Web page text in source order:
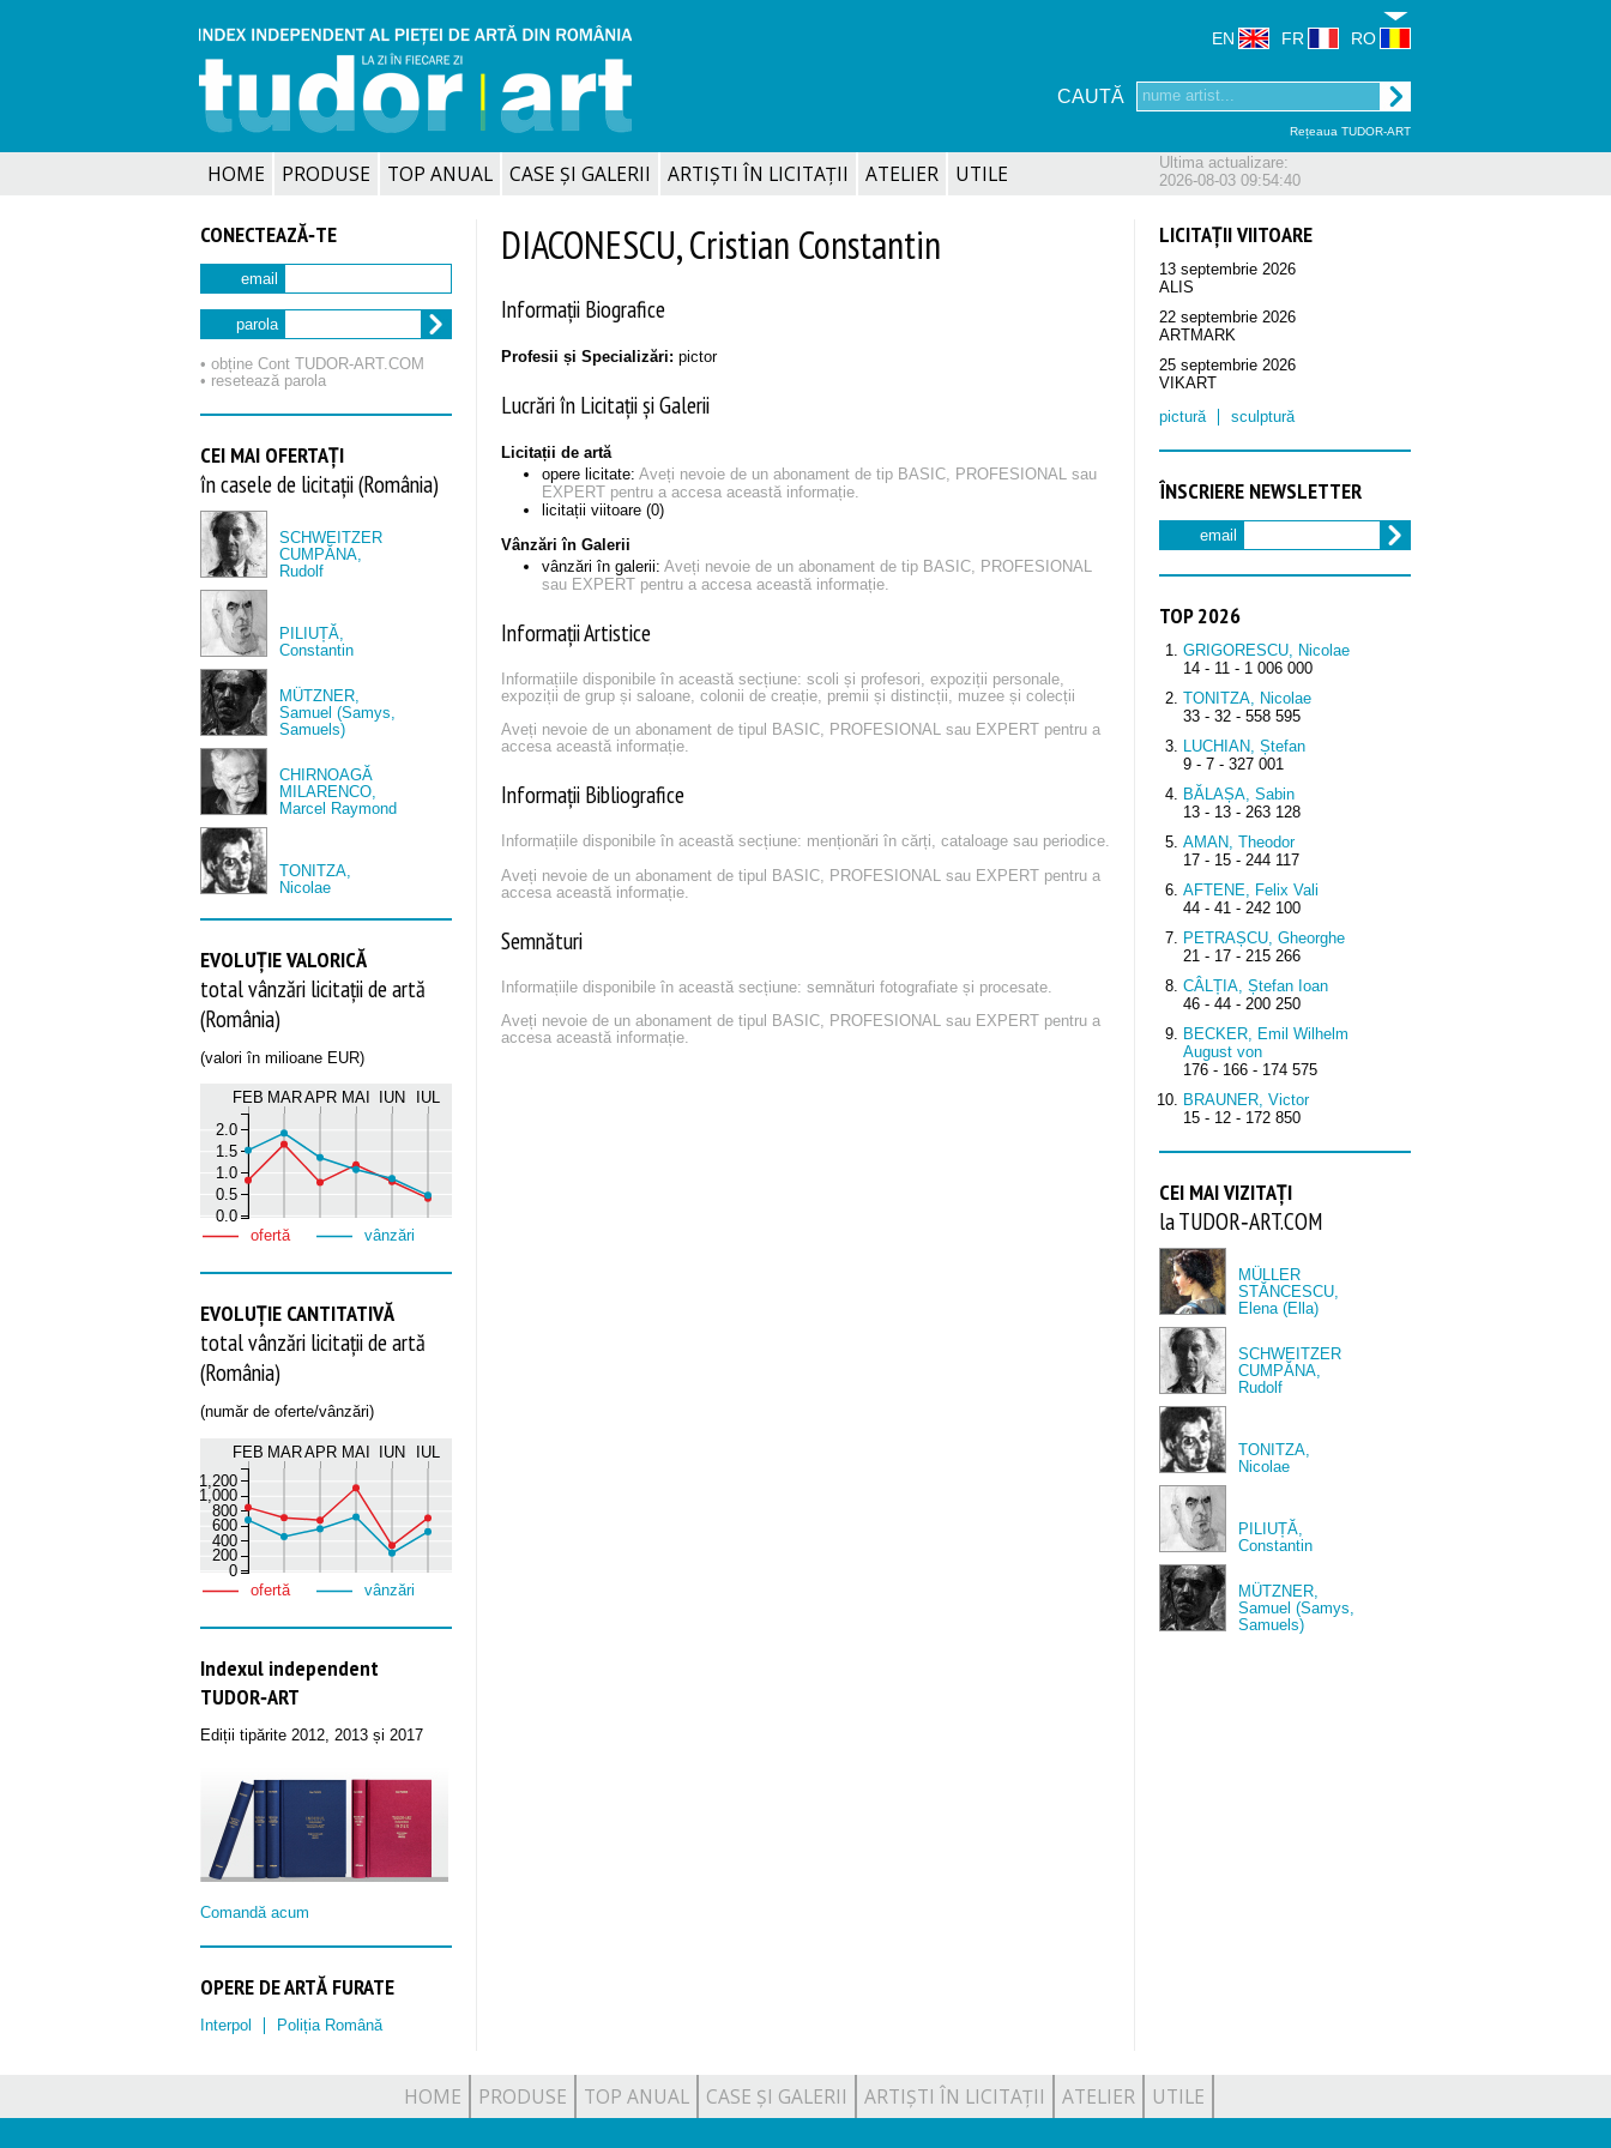
Rețeaua TUDOR-ART
EN FR RO
CAUTĂ
Ultima actualizare:
2026-08-03 09:54:40
HOME PRODUSE TOP ANUAL CASE ȘI GALERII ARTIȘTI ÎN LICITAȚII ATELIER UTILE
CONECTEAZĂ‑TE
email
parola
• obține Cont TUDOR‑ART.COM
• resetează parola
CEI MAI OFERTAȚI
în casele de licitații (România)
SCHWEITZER
CUMPĂNA,
Rudolf
PILIUȚĂ,
Constantin
MÜTZNER,
Samuel (Samys,
Samuels)
CHIRNOAGĂ
MILARENCO,
Marcel Raymond
TONITZA,
Nicolae
EVOLUȚIE VALORICĂ
total vânzări licitații de artă
(România)
(valori în milioane EUR)
FEB MARAPR MAI IUN IUL
0.0
0.5
1.0
1.5
2.0
ofertă vânzări
EVOLUȚIE CANTITATIVĂ
total vânzări licitații de artă
(România)
(număr de oferte/vânzări)
FEB MARAPR MAI IUN IUL
0
200
400
600
800
1,000
1,200
ofertă vânzări
Indexul independent
TUDOR‑ART
Ediții tipărite 2012, 2013 și 2017
Comandă acum
OPERE DE ARTĂ FURATE
Interpol Poliția Română
LICITAȚII VIITOARE
13 septembrie 2026
ALIS
22 septembrie 2026
ARTMARK
25 septembrie 2026
VIKART
pictură
sculptură
ÎNSCRIERE NEWSLETTER
email
TOP 2026
GRIGORESCU, Nicolae
14 - 11 - 1 006 000
TONITZA, Nicolae
33 - 32 - 558 595
LUCHIAN, Ștefan
9 - 7 - 327 001
BĂLAȘA, Sabin
13 - 13 - 263 128
AMAN, Theodor
17 - 15 - 244 117
AFTENE, Felix Vali
44 - 41 - 242 100
PETRAȘCU, Gheorghe
21 - 17 - 215 266
CÂLȚIA, Ștefan Ioan
46 - 44 - 200 250
BECKER, Emil Wilhelm
August von
176 - 166 - 174 575
BRAUNER, Victor
15 - 12 - 172 850
CEI MAI VIZITAȚI
la TUDOR‑ART.COM
MÜLLER
STĂNCESCU,
Elena (Ella)
SCHWEITZER
CUMPĂNA,
Rudolf
TONITZA,
Nicolae
PILIUȚĂ,
Constantin
MÜTZNER,
Samuel (Samys,
Samuels)
DIACONESCU, Cristian Constantin
Informații Biografice
Profesii și Specializări: pictor
Lucrări în Licitații și Galerii
Licitații de artă
opere licitate:Aveți nevoie de un abonament de tip BASIC, PROFESIONAL sau
EXPERT pentru a accesa această informație.
licitații viitoare (0)
Vânzări în Galerii
vânzări în galerii:Aveți nevoie de un abonament de tip BASIC, PROFESIONAL
sau EXPERT pentru a accesa această informație.
Informații Artistice
Informațiile disponibile în această secțiune: scoli și profesori, expoziții personale,
expoziții de grup și saloane, colonii de creație, premii și distincții, muzee și colecții
Aveți nevoie de un abonament de tipul BASIC, PROFESIONAL sau EXPERT pentru a
accesa această informație.
Informații Bibliografice
Informațiile disponibile în această secțiune: menționări în cărți, cataloage sau periodice.
Aveți nevoie de un abonament de tipul BASIC, PROFESIONAL sau EXPERT pentru a
accesa această informație.
Semnături
Informațiile disponibile în această secțiune: semnături fotografiate și procesate.
Aveți nevoie de un abonament de tipul BASIC, PROFESIONAL sau EXPERT pentru a
accesa această informație.
HOME PRODUSE TOP ANUAL CASE ȘI GALERII ARTIȘTI ÎN LICITAȚII ATELIER UTILE